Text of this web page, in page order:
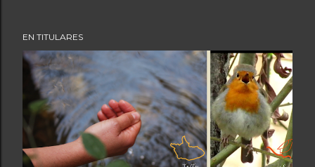
EN TITULARES